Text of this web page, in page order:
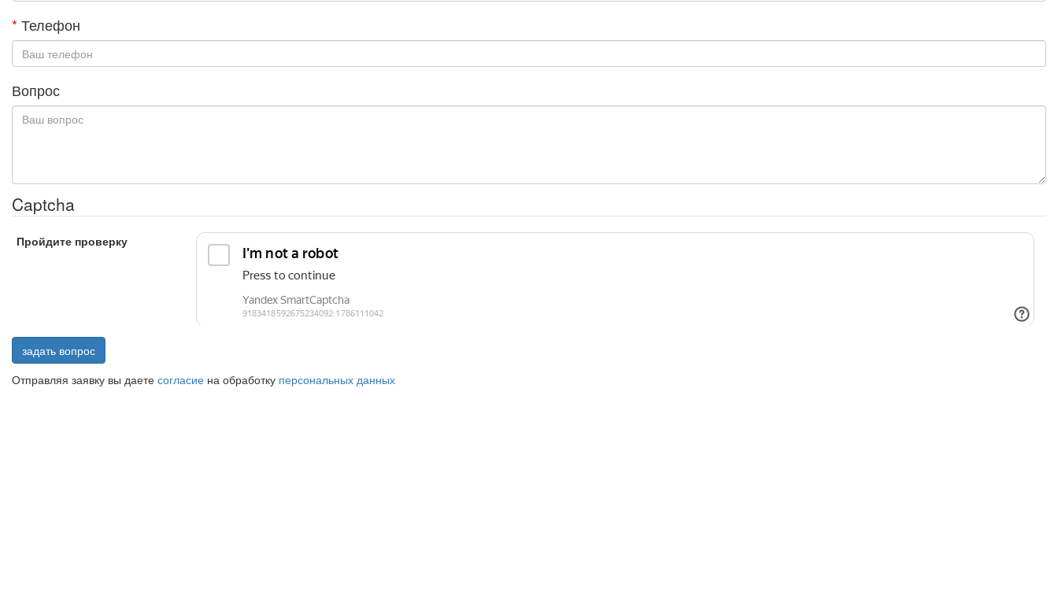
* Телефон
Вопрос
Captcha
Пройдите проверку
задать вопрос
Отправляя заявку вы даете согласие на обработку персональных данных